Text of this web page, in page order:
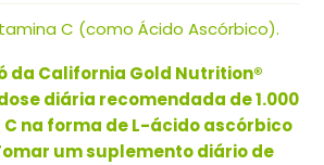
C (como Ácido Ascórbico).
da California Gold Nutrition®
diária recomendada de 1.000
na forma de L-ácido ascórbico
um suplemento diário de